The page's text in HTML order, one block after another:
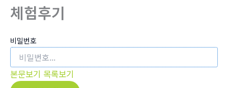
체험후기
비밀번호
본문보기 목록보기